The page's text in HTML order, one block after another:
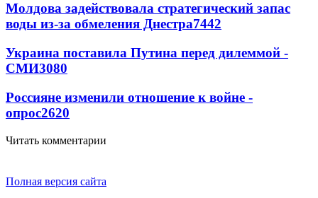
Молдова задействовала стратегический запас
воды из-за обмеления Днестра7442
Украина поставила Путина перед дилеммой -
СМИ3080
Россияне изменили отношение к войне -
опрос2620
Читать комментарии
Полная версия сайта